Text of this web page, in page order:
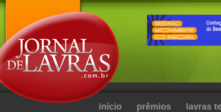
início prêmios lavras